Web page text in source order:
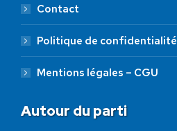
Contact
Politique de confidentialité
Mentions légales – CGU
Autour du parti